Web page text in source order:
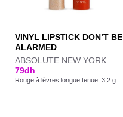
VINYL LIPSTICK DON’T BE
ALARMED
ABSOLUTE NEW YORK
79dh
Rouge à lèvres longue tenue. 3,2 g